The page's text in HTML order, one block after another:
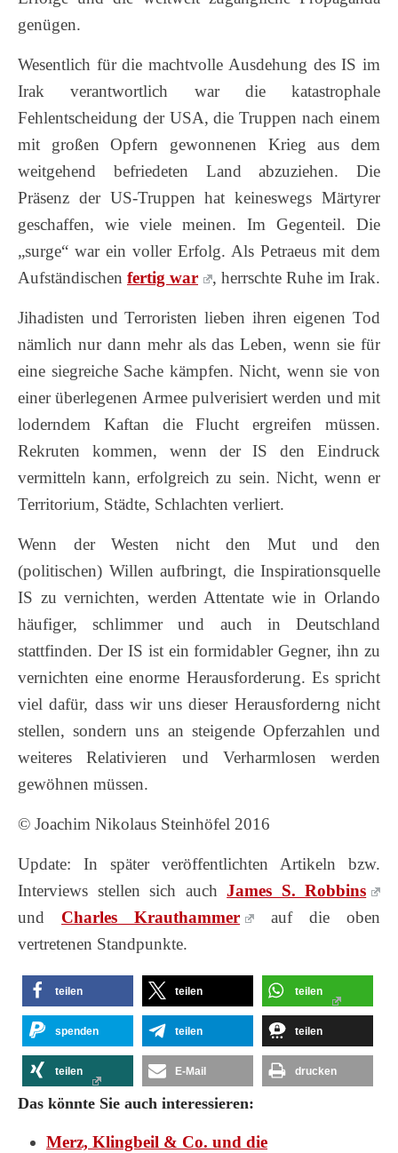
genügen.
Wesentlich für die machtvolle Ausdehung des IS im
Irak verantwortlich war die katastrophale
Fehlentscheidung der USA, die Truppen nach einem
mit großen Opfern gewonnenen Krieg aus dem
weitgehend befriedeten Land abzuziehen. Die
Präsenz der US-Truppen hat keineswegs Märtyrer
geschaffen, wie viele meinen. Im Gegenteil. Die
„surge“ war ein voller Erfolg. Als Petraeus mit dem
Aufständischen fertig war , herrschte Ruhe im Irak.
Jihadisten und Terroristen lieben ihren eigenen Tod
nämlich nur dann mehr als das Leben, wenn sie für
eine siegreiche Sache kämpfen. Nicht, wenn sie von
einer überlegenen Armee pulverisiert werden und mit
loderndem Kaftan die Flucht ergreifen müssen.
Rekruten kommen, wenn der IS den Eindruck
vermitteln kann, erfolgreich zu sein. Nicht, wenn er
Territorium, Städte, Schlachten verliert.
Wenn der Westen nicht den Mut und den
(politischen) Willen aufbringt, die Inspirationsquelle
IS zu vernichten, werden Attentate wie in Orlando
häufiger, schlimmer und auch in Deutschland
stattfinden. Der IS ist ein formidabler Gegner, ihn zu
vernichten eine enorme Herausforderung. Es spricht
viel dafür, dass wir uns dieser Herausforderng nicht
stellen, sondern uns an steigende Opferzahlen und
weiteres Relativieren und Verharmlosen werden
gewöhnen müssen.
© Joachim Nikolaus Steinhöfel 2016
Update: In später veröffentlichten Artikeln bzw.
Interviews stellen sich auchJames S. Robbins
und Charles Krauthammer
auf die oben
vertretenen Standpunkte.
teilen teilen teilen
spenden teilen teilen
teilen E-Mail drucken
Das könnte Sie auch interessieren:
Merz, Klingbeil & Co. und die